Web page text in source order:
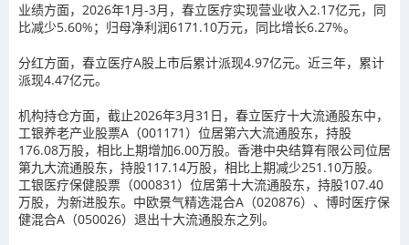
业绩方面，2026年1月-3月，春立医疗实现营业收入2.17亿元，同
比减少5.60%；归母净利润6171.10万元，同比增长6.27%。
分红方面，春立医疗A股上市后累计派现4.97亿元。近三年，累计
派现4.47亿元。
机构持仓方面，截止2026年3月31日，春立医疗十大流通股东中，
工银养老产业股票A（001171）位居第六大流通股东，持股
176.08万股，相比上期增加6.00万股。香港中央结算有限公司位居
第九大流通股东，持股117.14万股，相比上期减少251.10万股。
工银医疗保健股票（000831）位居第十大流通股东，持股107.40
万股，为新进股东。中欧景气精选混合A（020876）、博时医疗保
健混合A（050026）退出十大流通股东之列。